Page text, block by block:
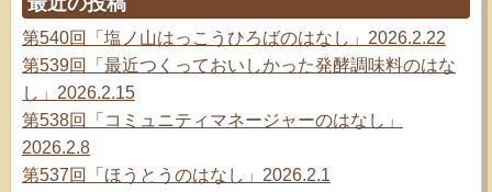
第540回「塩ノ山はっこうひろばのはなし」2026.2.22
第539回「最近つくっておいしかった発酵調味料のはな
し」2026.2.15
第538回「コミュニティマネージャーのはなし」
2026.2.8
第537回「ほうとうのはなし」2026.2.1